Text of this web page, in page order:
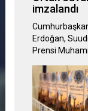
imzalandı
Erdoğan,
Prensi